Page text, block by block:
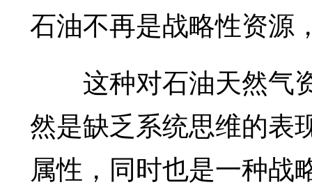
石油不再是战略性资源
这种对石油天然气资
然是缺乏系统思维的表
属性，同时也是一种战